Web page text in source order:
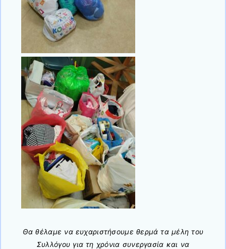
Θα θέλαμε να ευχαριστήσουμε θερμά τα μέλη του
Συλλόγου για τη χρόνια συνεργασία και να